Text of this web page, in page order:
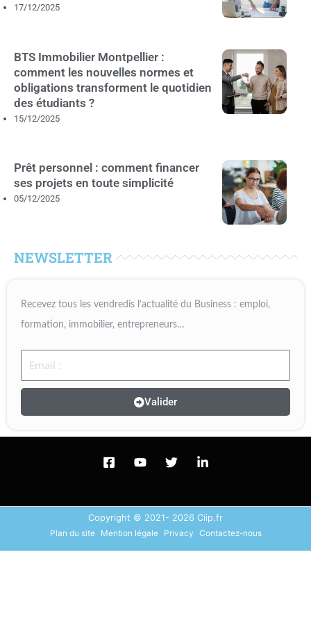
17/12/2025
BTS Immobilier Montpellier :
comment les nouvelles normes et
obligations transforment le quotidien
des étudiants ?
15/12/2025
Prêt personnel : comment financer
ses projets en toute simplicité
05/12/2025
NEWSLETTER
Recevez tous les vendredis l’actualité du Business : emploi,
formation, immobilier, entrepreneurs…
Email
Valider
Copyright © 2021- 2026 Ciip.fr
Plan du site Mention légale Privacy Contactez-nous